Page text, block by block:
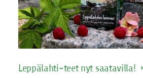
Leppälahti-teet nyt saatavilla!